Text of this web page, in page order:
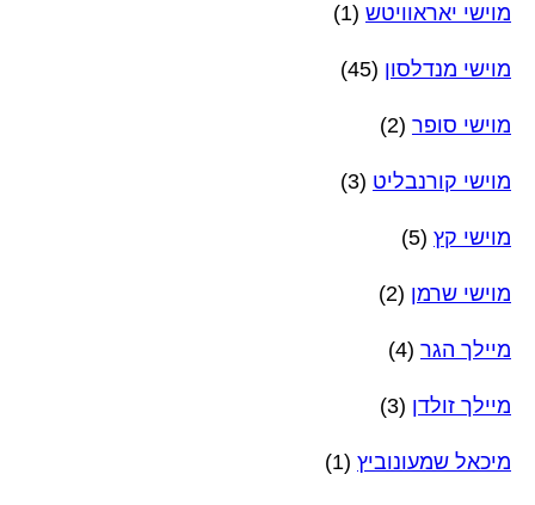
מוישי יאראוויטש (1)
מוישי מנדלסון (45)
מוישי סופר (2)
מוישי קורנבליט (3)
מוישי קץ (5)
מוישי שרמן (2)
מיילך הגר (4)
מיילך זולדן (3)
מיכאל שמעונוביץ (1)